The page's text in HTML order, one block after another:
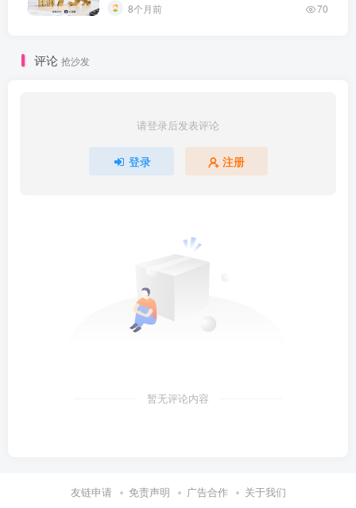
8个月前 70
评论 抢沙发
请登录后发表评论
登录 注册
暂无评论内容
友链申请 免责声明 广告合作 关于我们